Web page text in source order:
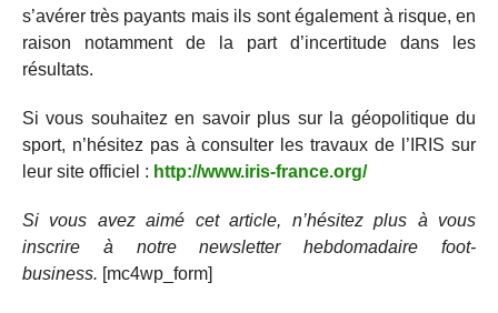
s’avérer très payants mais ils sont également à risque, en
raison notamment de la part d’incertitude dans les
résultats.
Si vous souhaitez en savoir plus sur la géopolitique du
sport, n’hésitez pas à consulter les travaux de l’IRIS sur
leur site officiel : http://www.iris-france.org/
Si vous avez aimé cet article, n’hésitez plus à vous
inscrire à notre newsletter hebdomadaire foot-
business. [mc4wp_form]